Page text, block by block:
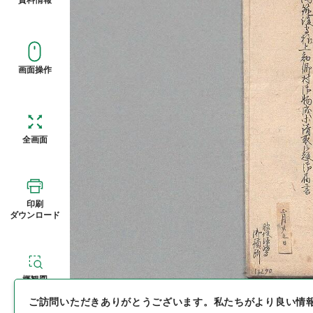
画面操作
全画面
印刷
ダウンロード
概観図
ご訪問いただきありがとうございます。 私たちがより良い情